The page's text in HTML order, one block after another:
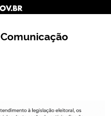
Comunicação